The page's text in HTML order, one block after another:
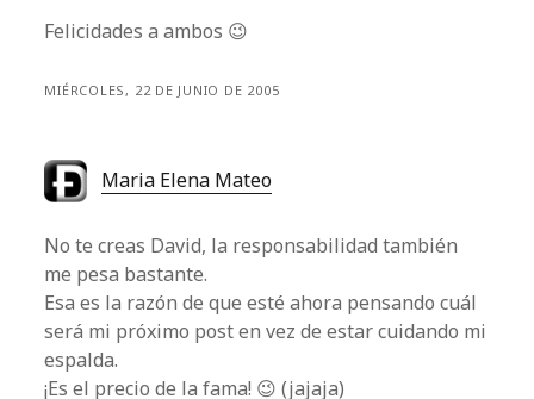
Felicidades a ambos 😉
MIÉRCOLES, 22 DE JUNIO DE 2005
Maria Elena Mateo
No te creas David, la responsabilidad también
me pesa bastante.
Esa es la razón de que esté ahora pensando cuál
será mi próximo post en vez de estar cuidando mi
espalda.
¡Es el precio de la fama! 😉 (jajaja)